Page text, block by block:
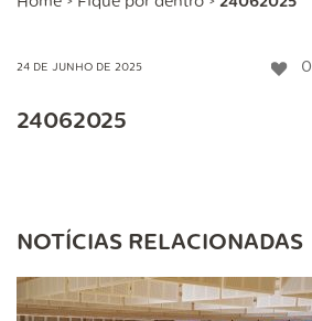
24 DE JUNHO DE 2025 0
24062025
NOTÍCIAS RELACIONADAS